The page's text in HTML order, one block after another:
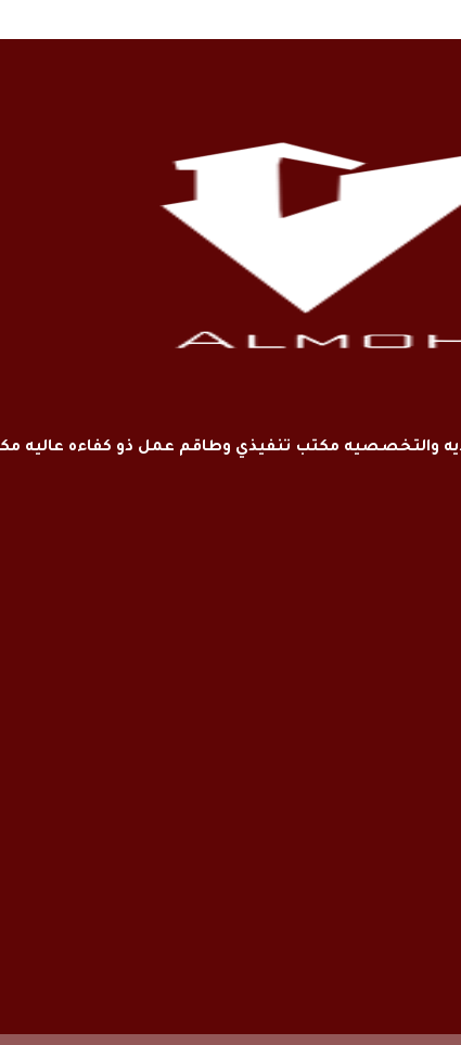
والتخصصيه مكتب تنفيذي وطاقم عمل ذو كفاءه عاليه